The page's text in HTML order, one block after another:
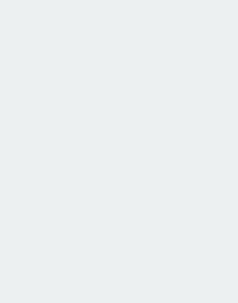
have er orienteret mod åbne vidder, og på
livet i balance – omgivet af natur, men med
går hånd i hånd. Området ligger i
nem adgang til resten af Sjælland.
verdener – den moderne luksus og den